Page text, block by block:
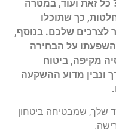
זאת ועוד, במטרה
כך שתוכלו
לצרכים שלכם. בנוסף,
על הבחירה
מקיפה, ביטוח
ונבין מדוע ההשקעה